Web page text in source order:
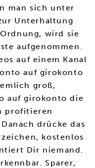
man sich unter
Unterhaltung
wird sie
aufgenommen.
auf einem Kanal
auf girokonto
groß,
auf girokonto die
profitieren
drücke das
kostenlos
Dir niemand.
Sparer,